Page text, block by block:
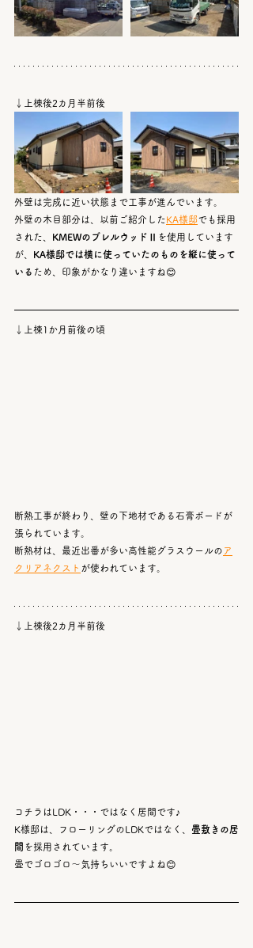
↓上棟後2カ月半前後
外壁は完成に近い状態まで工事が進んでいます。
外壁の木目部分は、以前ご紹介したKA様邸でも採用
された、 KMEWのブレルウッドⅡ を使用しています
が、 KA様邸では横に使っていたのものを縦に使って
いる ため、印象がかなり違いますね😊
↓上棟1か月前後の頃
断熱工事が終わり、壁の下地材である石膏ボードが
張られています。
断熱材は、最近出番が多い高性能グラスウールの ア
クリアネクスト が使われています。
↓上棟後2カ月半前後
コチラはLDK・・・ではなく居間です♪
K様邸は、フローリングのLDKではなく、 畳敷きの居
間 を採用されています。
畳でゴロゴロ～気持ちいいですよね😊